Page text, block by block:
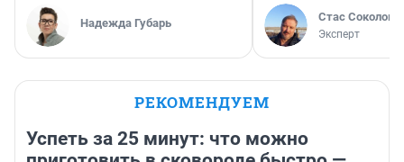
Надежда Губарь Стас Соколов
Эксперт
РЕКОМЕНДУЕМ
Успеть за 25 минут: что можно